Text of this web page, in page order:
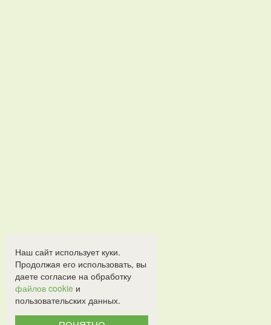
Наш сайт использует куки.
Продолжая его использовать, вы
даете согласие на обработку
файлов cookie и
пользовательских данных.